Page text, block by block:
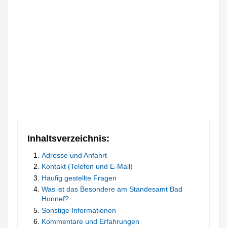
Inhaltsverzeichnis:
Adresse und Anfahrt
Kontakt (Telefon und E-Mail)
Häufig gestellte Fragen
Was ist das Besondere am Standesamt Bad
Honnef?
Sonstige Informationen
Kommentare und Erfahrungen